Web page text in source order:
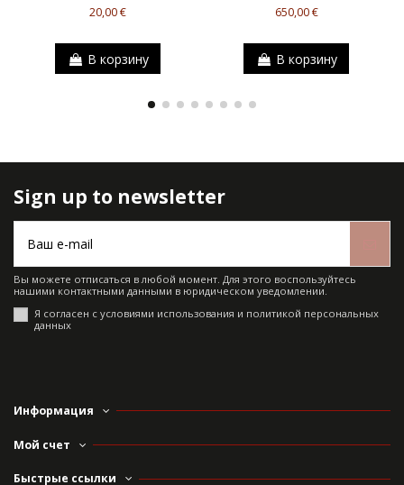
20,00 €
В корзину
650,00 €
В корзину
Sign up to newsletter
Вы можете отписаться в любой момент. Для этого воспользуйтесь
нашими контактными данными в юридическом уведомлении.
Я согласен с условиями использования и политикой персональных
данных
Информация
Мой счет
Быстрые ссылки